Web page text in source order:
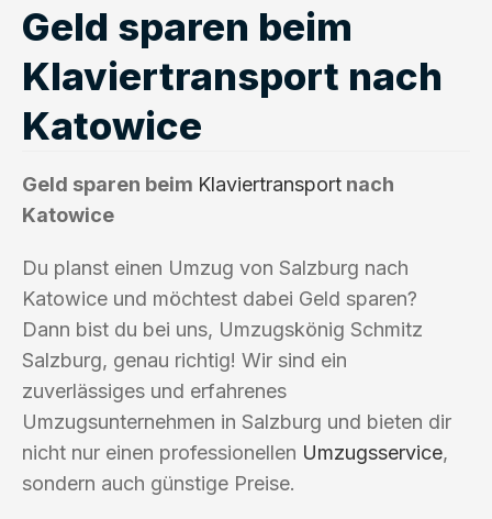
Geld sparen beim
Klaviertransport nach
Katowice
Geld sparen beim Klaviertransport nach
Katowice
Du planst einen Umzug von Salzburg nach
Katowice und möchtest dabei Geld sparen?
Dann bist du bei uns, Umzugskönig Schmitz
Salzburg, genau richtig! Wir sind ein
zuverlässiges und erfahrenes
Umzugsunternehmen in Salzburg und bieten dir
nicht nur einen professionellen Umzugsservice,
sondern auch günstige Preise.